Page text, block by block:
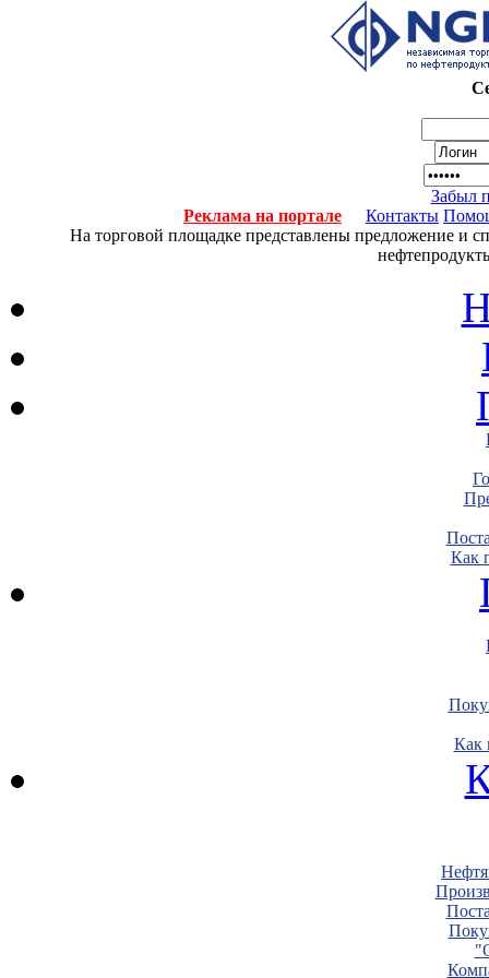
Забыл
Реклама на портале
Контакты
На торговой площадке представлены предложение и
Как
Как